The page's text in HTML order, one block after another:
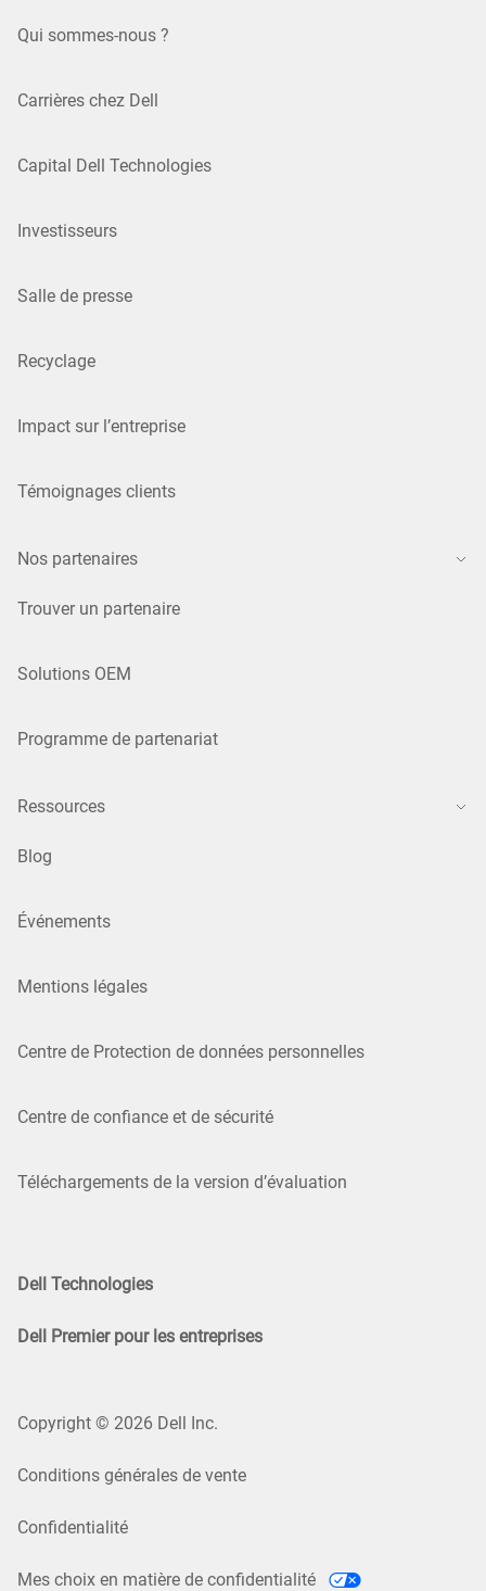
Qui sommes-nous ?
Carrières chez Dell
Capital Dell Technologies
Investisseurs
Salle de presse
Recyclage
Impact sur l’entreprise
Témoignages clients
Nos partenaires
Trouver un partenaire
Solutions OEM
Programme de partenariat
Ressources
Blog
Événements
Mentions légales
Centre de Protection de données personnelles
Centre de confiance et de sécurité
Téléchargements de la version d’évaluation
Dell Technologies
Dell Premier pour les entreprises
Copyright © 2026 Dell Inc.
Conditions générales de vente
Confidentialité
Mes choix en matière de confidentialité